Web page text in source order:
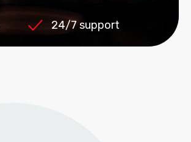
24/7 support